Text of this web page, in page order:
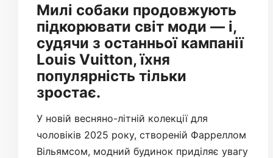
Милі собаки продовжують
підкорювати світ моди — і,
судячи з останньої кампанії
Louis Vuitton, їхня
популярність тільки
зростає.
У новій весняно-літній колекції для
чоловіків 2025 року, створеній Фарреллом
Вільямсом, модний будинок приділяє увагу